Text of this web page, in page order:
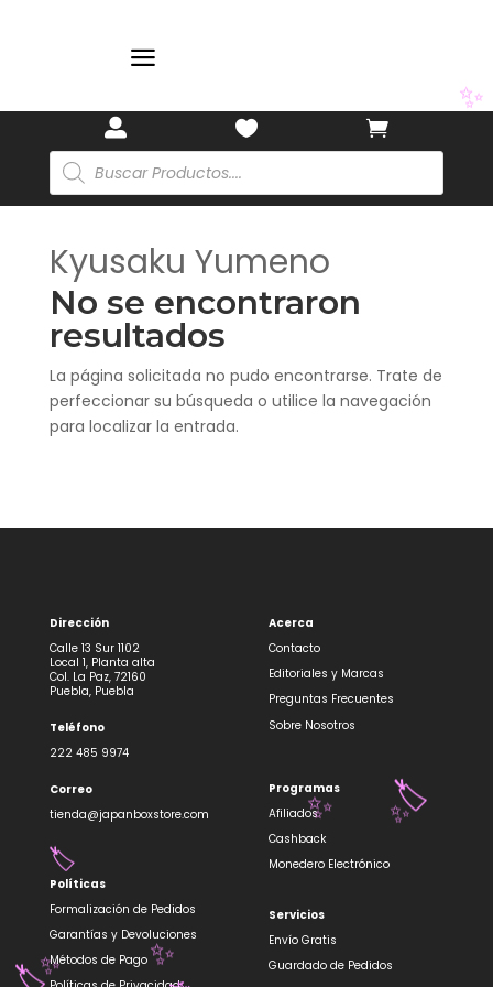
a
 

Búsqueda
de
productos
Kyusaku Yumeno
No se encontraron
resultados
La página solicitada no pudo encontrarse. Trate de
perfeccionar su búsqueda o utilice la navegación
para localizar la entrada.
Dirección
Calle 13 Sur 1102
Local 1, Planta alta
Col. La Paz, 72160
Puebla, Puebla
Teléfono
222 485 9974
Correo
tienda@japanboxstore.com
Políticas
Formalización de Pedidos
Garantías y Devoluciones
Métodos de Pago
Acerca
Contacto
Editoriales y Marcas
Preguntas Frecuentes
Sobre Nosotros
Programas
Afiliados
Cashback
Monedero Electrónico
Servicios
Envío Gratis
Guardado de Pedidos
🏷️
✨
✨
🏷️
✨
✨